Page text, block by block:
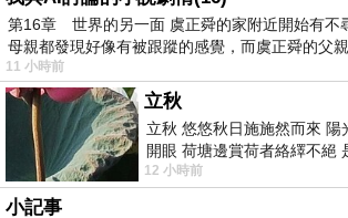
第16章 世界的另一面 虞正舜的家附近開始有不
母親都發現好像有被跟蹤的感覺，而虞正舜的父
11 小時前
立秋
立秋 悠悠秋日施施然而來 陽
開眼 荷塘邊賞荷者絡繹不絕
望 風中飄逸的是映日荷花別樣
12 小時前
小記事